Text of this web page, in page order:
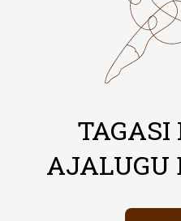
AJALUGU